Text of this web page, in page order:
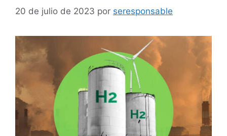
20 de julio de 2023 por seresponsable